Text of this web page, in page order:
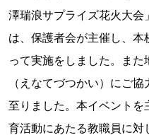
澤瑞浪サプライズ花火大
は、保護者会が主催し、
って実施をしました。ま
（えなてづつかい）にご
至りました。本イベント
育活動にあたる教職員に対